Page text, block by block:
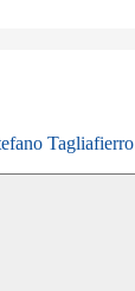
Tagliafierro